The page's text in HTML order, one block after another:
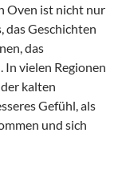
Oven ist nicht nur
das Geschichten
das
In vielen Regionen
kalten
Gefühl, als
und sich